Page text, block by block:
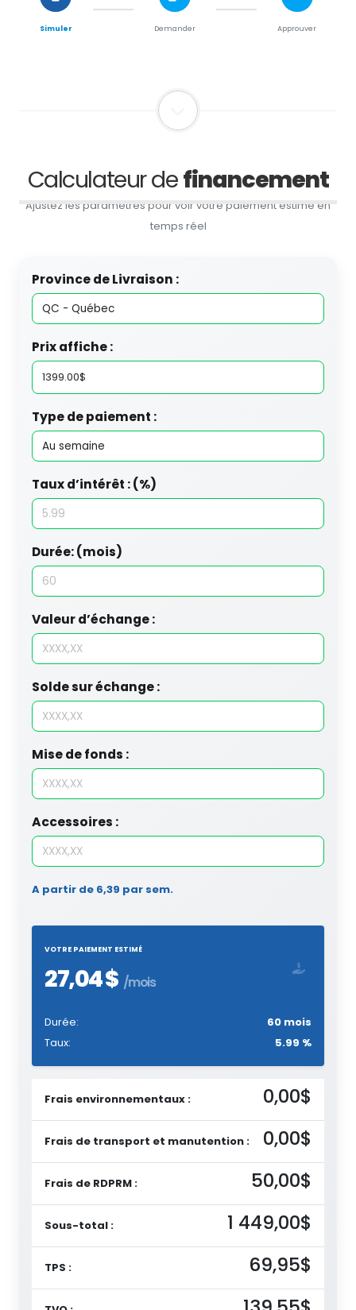
Simuler Demander Approuver
Calculateur definancement
Ajustez les paramètres pour voir votre paiement estimé en
temps réel
Province de Livraison :
Prix affiche :
Type de paiement :
Taux d’intérêt : (%)
Durée: (mois)
Valeur d’échange :
Solde sur échange :
Mise de fonds :
Accessoires :
A partir de 6,39 par sem.
VOTRE PAIEMENT ESTIMÉ
27,04 $ /mois
Durée:
60 mois
Taux:
5.99 %
Frais environnementaux : 0,00$
Frais de transport et manutention : 0,00$
Frais de RDPRM : 50,00$
Sous-total : 1 449,00$
TPS : 69,95$